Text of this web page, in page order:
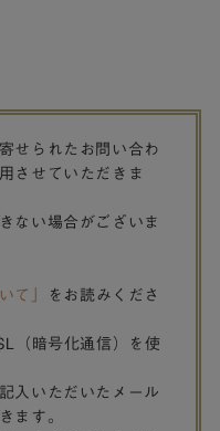
せられたお問い合わ
させていただきま
ない場合がございま
て」
をお読みくださ
（暗号化通信）を使
入いただいたメール
ます。